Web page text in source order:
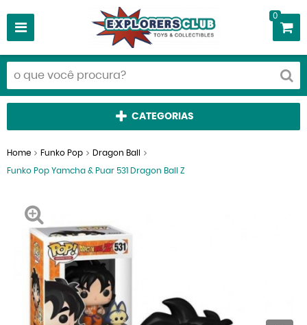
0
CATEGORIAS
Home Funko Pop Dragon Ball
Funko Pop Yamcha & Puar 531 Dragon Ball Z